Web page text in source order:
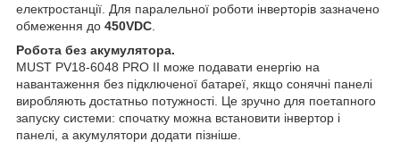
електростанції. Для паралельної роботи інверторів зазначено
обмеження до 450VDC
Робота без акумулятора.
MUST PV18-6048 PRO II може подавати енергію на
навантаження без підключеної батареї, якщо сонячні панелі
виробляють достатньо потужності. Це зручно для поетапного
запуску системи: спочатку можна встановити інвертор і
панелі, а акумулятори додати пізніше.